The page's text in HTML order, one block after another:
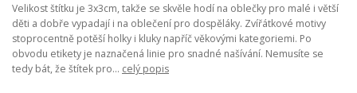
Velikost štítku je 3x3cm, takže se skvěle hodí na oblečky pro malé i větší
děti a dobře vypadají i na oblečení pro dospěláky. Zvířátkové motivy
stoprocentně potěší holky i kluky napříč věkovými kategoriemi. Po
obvodu etikety je naznačená linie pro snadné našívání. Nemusíte se
tedy bát, že štítek pro... celý popis